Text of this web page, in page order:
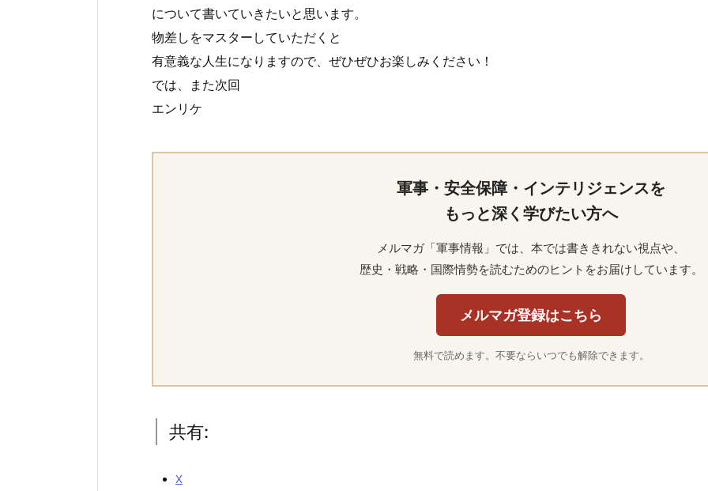
について書いていきたいと思います。
物差しをマスターしていただくと
有意義な人生になりますので、ぜひぜひお楽しみください！
では、また次回
エンリケ
軍事・安全保障・インテリジェンスを
もっと深く学びたい方へ
メルマガ「軍事情報」では、本では書ききれない視点や、
歴史・戦略・国際情勢を読むためのヒントをお届けしています。
メルマガ登録はこちら
無料で読めます。不要ならいつでも解除できます。
共有:
X